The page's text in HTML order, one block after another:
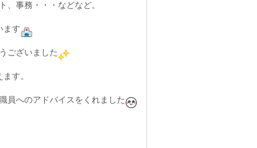
、事務・・・などなど。
ます
ございました
す。
員へのアドバイスをくれました